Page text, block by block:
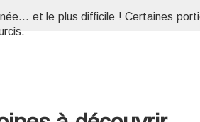
et le plus difficile ! Certaines